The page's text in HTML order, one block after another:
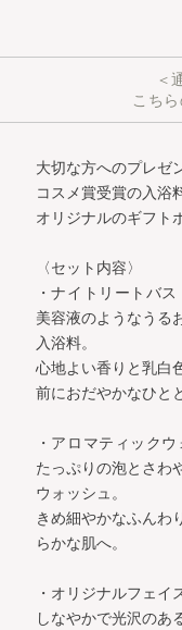
＜
こち
大切な方へのプレゼ
コスメ賞受賞の入浴
オリジナルのギフト
〈セット内容〉
・ナイトリートバス
美容液のようなうる
入浴料。
心地よい香りと乳白
前におだやかなひと
・アロマティック
たっぷりの泡とさわ
ウォッシュ。
きめ細やかなふんわ
らかな肌へ。
・オリジナルフェイ
しなやかで光沢のあ